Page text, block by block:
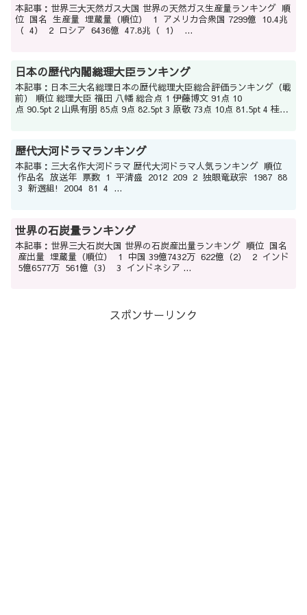
本記事：世界三大天然ガス大国 世界の天然ガス生産量ランキング 順
位 国名 生産量 埋蔵量（順位） 1 アメリカ合衆国 7299億 10.4兆
（ 4） 2 ロシア 6436億 47.8兆（ 1） ...
日本の歴代内閣総理大臣ランキング
本記事：日本三大名総理日本の歴代総理大臣総合評価ランキング（戦
前） 順位 総理大臣 福田 八幡 総合点 1 伊藤博文 91点 10
点 90.5pt 2 山県有朋 85点 9点 82.5pt 3 原敬 73点 10点 81.5pt 4 桂太
歴代大河ドラマランキング
本記事：三大名作大河ドラマ 歴代大河ドラマ人気ランキング 順位
作品名 放送年 票数 1 平清盛 2012 209 2 独眼竜政宗 1987 88
3 新選組! 2004 81 4 ...
世界の石炭量ランキング
本記事：世界三大石炭大国 世界の石炭産出量ランキング 順位 国名
産出量 埋蔵量（順位） 1 中国 39億7432万 622億（2） 2 インド
5億6577万 561億（3） 3 インドネシア ...
スポンサーリンク